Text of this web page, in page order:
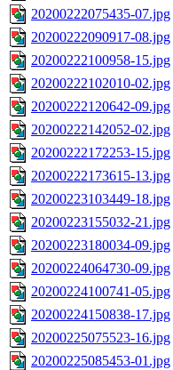
20200222075435-07.jpg
20200222090917-08.jpg
20200222100958-15.jpg
20200222102010-02.jpg
20200222120642-09.jpg
20200222142052-02.jpg
20200222172253-15.jpg
20200222173615-13.jpg
20200223103449-18.jpg
20200223155032-21.jpg
20200223180034-09.jpg
20200224064730-09.jpg
20200224100741-05.jpg
20200224150838-17.jpg
20200225075523-16.jpg
20200225085453-01.jpg